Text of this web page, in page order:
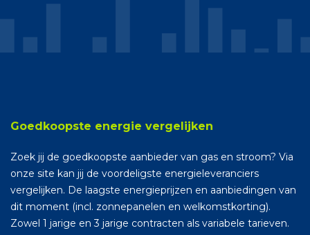
Goedkoopste energie vergelijken
Zoek jij de goedkoopste aanbieder van gas en stroom? Via
onze site kan jij de voordeligste energieleveranciers
vergelijken. De laagste energieprijzen en aanbiedingen van
dit moment (incl. zonnepanelen en welkomstkorting).
Zowel 1 jarige en 3 jarige contracten als variabele tarieven.